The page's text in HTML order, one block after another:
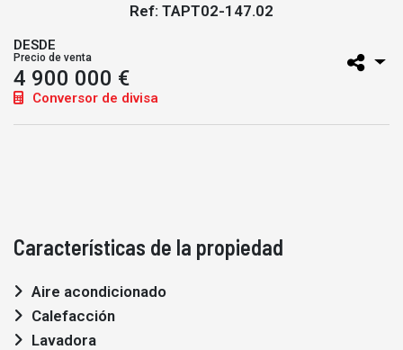
Ref: TAPT02-147.02
DESDE
Precio de venta
4 900 000 €
Conversor de divisa
Características de la propiedad
Aire acondicionado
Calefacción
Lavadora